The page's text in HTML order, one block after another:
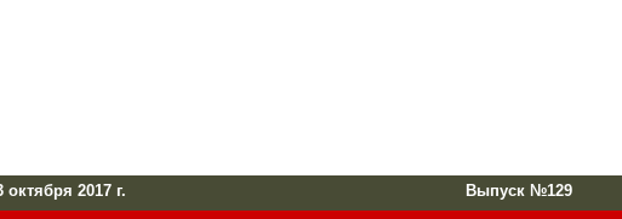
2017 г. Выпуск №129